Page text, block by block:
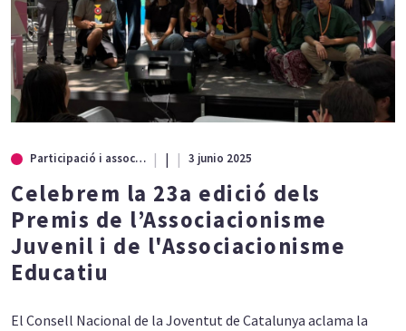
Participació i associacionisme | 3 junio 2025
Celebrem la 23a edició dels
Premis de l’Associacionisme
Juvenil i de l'Associacionisme
Educatiu
El Consell Nacional de la Joventut de Catalunya aclama la